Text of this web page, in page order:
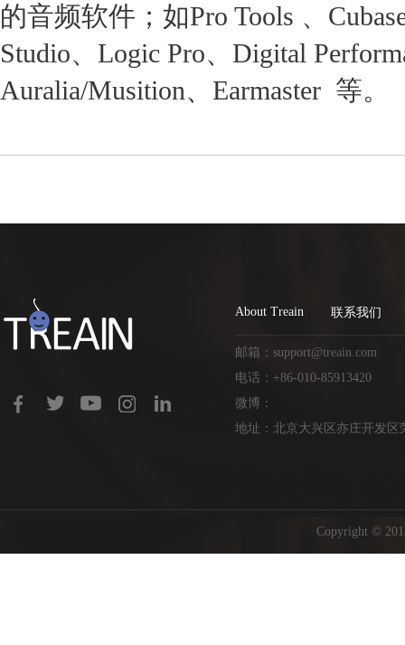
的音频软件；如Pro Tools 、
Studio、Logic Pro、Digital
Auralia/Musition、Earmaster 等。
About Treain 联系我们
邮箱：support@treain.com
电话：+86-010-85913420
微博：
地址：北京大兴区亦庄开发区
Copyright ©